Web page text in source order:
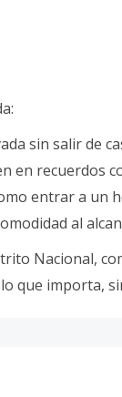
sin salir de
en recuerdos
entrar a un
al
Nacional,
que importa,